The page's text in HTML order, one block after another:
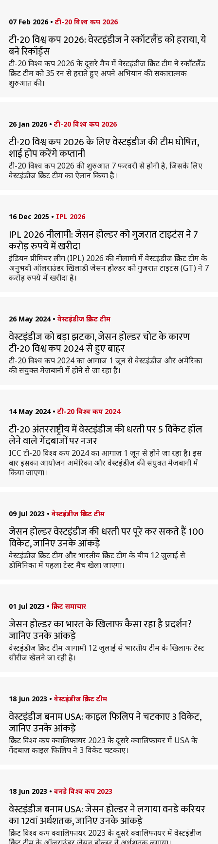
07 Feb 2026 • टी-20 विश्व कप 2026
टी-20 विश्व कप 2026: वेस्टइंडीज ने स्कॉटलैंड को हराया, ये
बने रिकॉर्ड्स
टी-20 विश्व कप 2026 के दूसरे मैच में वेस्टइंडीज क्रिकेट टीम ने स्कॉटलैंड
क्रिकेट टीम को 35 रन से हराते हुए अपने अभियान की सकारात्मक
शुरुआत की।
26 Jan 2026 • टी-20 विश्व कप 2026
टी-20 विश्व कप 2026 के लिए वेस्टइंडीज की टीम घोषित,
शाई होप करेंगे कप्तानी
टी-20 विश्व कप 2026 की शुरुआत 7 फरवरी से होनी है, जिसके लिए
वेस्टइंडीज क्रिकेट टीम का ऐलान किया है।
16 Dec 2025 • IPL 2026
IPL 2026 नीलामी: जेसन होल्डर को गुजरात टाइटंस ने 7
करोड़ रुपये में खरीदा
इंडियन प्रीमियर लीग (IPL) 2026 की नीलामी में वेस्टइंडीज क्रिकेट टीम के
अनुभवी ऑलराउंडर खिलाड़ी जेसन होल्डर को गुजरात टाइटंस (GT) ने 7
करोड़ रुपये में खरीदा है।
26 May 2024 • वेस्टइंडीज क्रिकेट टीम
वेस्टइंडीज को बड़ा झटका, जेसन होल्डर चोट के कारण
टी-20 विश्व कप 2024 से हुए बाहर
टी-20 विश्व कप 2024 का आगाज 1 जून से वेस्टइंडीज और अमेरिका
की संयुक्त मेजबानी में होने से जा रहा है।
14 May 2024 • टी-20 विश्व कप 2024
टी-20 अंतरराष्ट्रीय में वेस्टइंडीज की धरती पर 5 विकेट हॉल
लेने वाले गेंदबाजों पर नजर
ICC टी-20 विश्व कप 2024 का आगाज 1 जून से होने जा रहा है। इस
बार इसका आयोजन अमेरिका और वेस्टइंडीज की संयुक्त मेजबानी में
किया जाएगा।
09 Jul 2023 • वेस्टइंडीज क्रिकेट टीम
जेसन होल्डर वेस्टइंडीज की धरती पर पूरे कर सकते हैं 100
विकेट, जानिए उनके आंकड़े
वेस्टइंडीज क्रिकेट टीम और भारतीय क्रिकेट टीम के बीच 12 जुलाई से
डोमिनिका में पहला टेस्ट मैच खेला जाएगा।
01 Jul 2023 • क्रिकेट समाचार
जेसन होल्डर का भारत के खिलाफ कैसा रहा है प्रदर्शन?
जानिए उनके आंकड़े
वेस्टइंडीज क्रिकेट टीम आगामी 12 जुलाई से भारतीय टीम के खिलाफ टेस्ट
सीरीज खेलने जा रही है।
18 Jun 2023 • वेस्टइंडीज क्रिकेट टीम
वेस्टइंडीज बनाम USA: काइल फिलिप ने चटकाए 3 विकेट,
जानिए उनके आंकड़े
क्रिकेट विश्व कप क्वालिफायर 2023 के दूसरे क्वालिफायर में USA के
गेंदबाज काइल फिलिप ने 3 विकेट चटकाए।
18 Jun 2023 • वनडे विश्व कप 2023
वेस्टइंडीज बनाम USA: जेसन होल्डर ने लगाया वनडे करियर
का 12वां अर्धशतक, जानिए उनके आंकड़े
क्रिकेट विश्व कप क्वालिफायर 2023 के दूसरे क्वालिफायर में वेस्टइंडीज